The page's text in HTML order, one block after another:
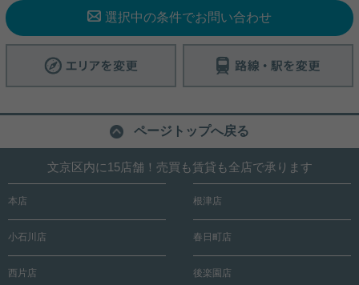
に【実用春日ホーム 小石川店】へお問い合わせく
ださい！お待ちしております。
実用春日ホーム 小石川店 スタッフ上田
★フルリノベーション（2026年8月）
★50㎡の広々したLDK★日当たり◎★
設備充実★
備で暑い夏でも快適です！ 洋室は10畳もあり収納も
たくさんついています！！ 天井埋込型ダウンライト
でおしゃれなお部屋です！ 南向きで日当たりもよく
2駅4路線利用可能なので通勤も安心です！ 気になる
点や類似物件などお気軽に【実用春日ホーム 小石
写真(9)
選択中の条件でお問い合わせ
ページトップへ戻る
文京区内に15店舗！売買も賃貸も全店で承ります
本店 根津店
小石川店 春日町店
西片店 後楽園店